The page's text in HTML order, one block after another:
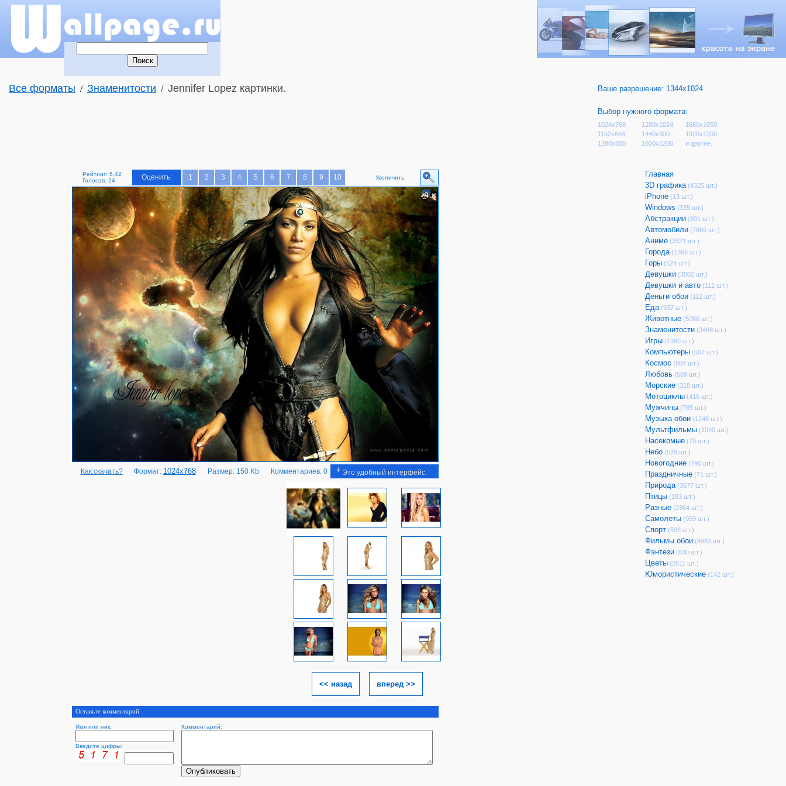
Все форматы / Знаменитости / Jennifer Lopez картинки. Ваше разрешение: 1344x1024
Выбор нужного формата:
1024x768 1280x1024
1680x1050
1152x864
1440x900
1920x1200
1280x800
1600x1200 и другие...
Рейтинг: 5.42
Голосов: 24
Оценить: 1 2 3 4 5 6 7 8 9 10 Увеличить:
Как скачать? Формат: 1024x768 Размер: 150 Kb Комментариев: 0 Это удобный интерфейс.
<< назад вперед >>
Оставьте комментарий.
Имя или ник: Комментарий:
Введите цифры:
Главная
3D графика (4325 шт.)
iPhone (13 шт.)
Windows (335 шт.)
Абстракции (891 шт.)
Автомобили (7869 шт.)
Аниме (3521 шт.)
Города (1366 шт.)
Горы (524 шт.)
Девушки (3502 шт.)
Девушки и авто (112 шт.)
Деньги обои (112 шт.)
Еда (937 шт.)
Животные (5086 шт.)
Знаменитости (3468 шт.)
Игры (1380 шт.)
Компьютеры (607 шт.)
Космос (804 шт.)
Любовь (589 шт.)
Морские (318 шт.)
Мотоциклы (416 шт.)
Мужчины (785 шт.)
Музыка обои (1248 шт.)
Мультфильмы (1090 шт.)
Насекомые (79 шт.)
Небо (528 шт.)
Новогодние (790 шт.)
Праздничные (71 шт.)
Природа (3677 шт.)
Птицы (183 шт.)
Разные (2364 шт.)
Самолеты (959 шт.)
Спорт (593 шт.)
Фильмы обои (4883 шт.)
Фэнтези (630 шт.)
Цветы (2611 шт.)
Юмористические (142 шт.)